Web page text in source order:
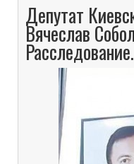
Депутат
Вячеслав